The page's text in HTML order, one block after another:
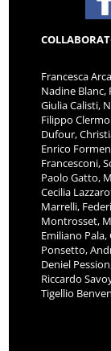
Francesca
Nadine
Giulia Calisti,
Filippo
Dufour,
Enrico
Francesconi,
Paolo Gatto,
Cecilia
Marrelli,
Montrosset,
Emiliano
Ponsetto,
Deniel
Riccardo
Tigellio